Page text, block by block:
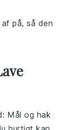
på, så den
: Mål og hak